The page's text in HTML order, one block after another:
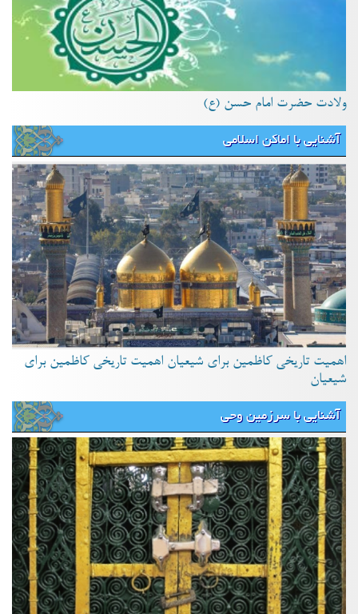
ولادت حضرت امام حسن (ع)
آشنایی با اماکن اسلامی
اهمیت تاریخی کاظمین برای شیعیان اهمیت تاریخی کاظمین برای
شیعیان
آشنایی با سرزمین وحی